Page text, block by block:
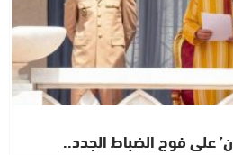
على فوج الضباط الجدد..